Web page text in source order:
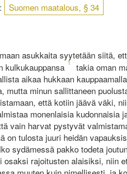
Suomen maatalous, § 34
asukkaita syytetään siitä,
kulkukauppansa 1
takia oman
aikaa hukkaan
mutta minun sallittaneen
että kotiin jäävä väki,
monenlaisia kudonnaisia
vain harvat pystyvät
on tulosta juuri heidän
sydämessä pakko todeta
osaksi rajoitusten alaisiksi, niin